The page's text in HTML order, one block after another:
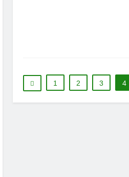
1 2 3 4